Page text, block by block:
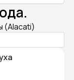
(Alacati)